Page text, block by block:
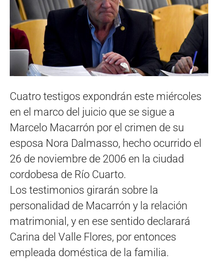
Cuatro testigos expondrán este miércoles
en el marco del juicio que se sigue a
Marcelo Macarrón por el crimen de su
esposa Nora Dalmasso, hecho ocurrido el
26 de noviembre de 2006 en la ciudad
cordobesa de Río Cuarto.
Los testimonios girarán sobre la
personalidad de Macarrón y la relación
matrimonial, y en ese sentido declarará
Carina del Valle Flores, por entonces
empleada doméstica de la familia.